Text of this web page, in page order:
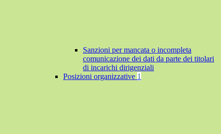
Sanzioni per mancata o incompleta
comunicazione dei dati da parte dei titolari
di incarichi dirigenziali
Posizioni organizzative 1